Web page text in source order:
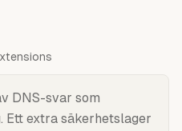
DNS-svar som
Ett extra säkerhetslager